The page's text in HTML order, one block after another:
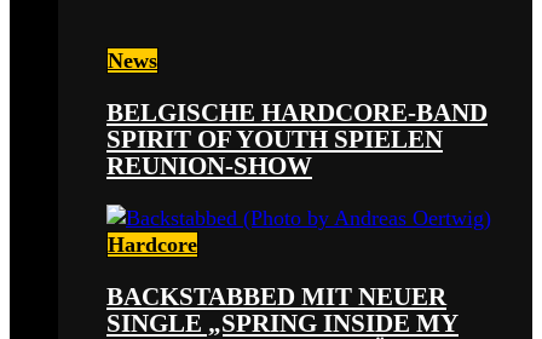
News
BELGISCHE HARDCORE-BAND
SPIRIT OF YOUTH SPIELEN
REUNION-SHOW
Hardcore
BACKSTABBED MIT NEUER
SINGLE „SPRING INSIDE MY